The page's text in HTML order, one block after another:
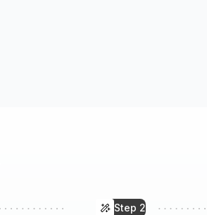
Step 2